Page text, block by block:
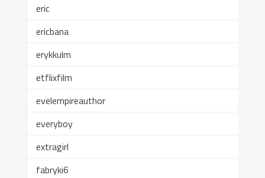
eric
ericbana
erykkulm
etflixfilm
evelempireauthor
everyboy
extragirl
fabryki6